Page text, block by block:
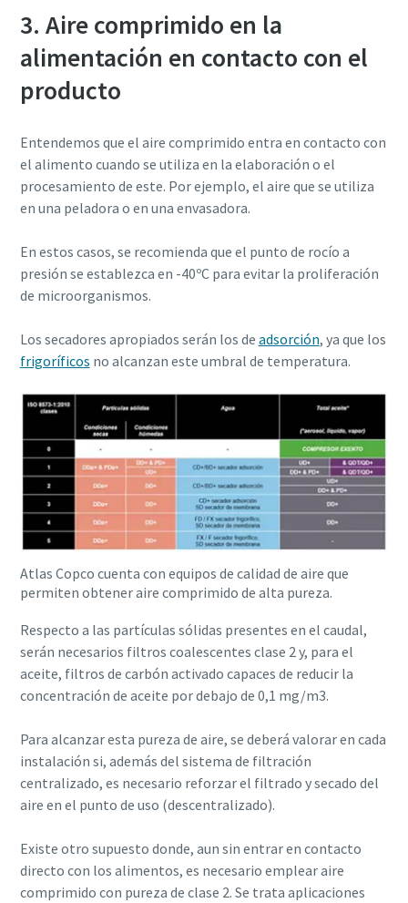
3. Aire comprimido en la
alimentación en contacto con el
producto
Entendemos que el aire comprimido entra en contacto con
el alimento cuando se utiliza en la elaboración o el
procesamiento de este. Por ejemplo, el aire que se utiliza
en una peladora o en una envasadora.
En estos casos, se recomienda que el punto de rocío a
presión se establezca en -40ºC para evitar la proliferación
de microorganismos.
Los secadores apropiados serán los de adsorción, ya que los
frigoríficos no alcanzan este umbral de temperatura.
Atlas Copco cuenta con equipos de calidad de aire que
permiten obtener aire comprimido de alta pureza.
Respecto a las partículas sólidas presentes en el caudal,
serán necesarios filtros coalescentes clase 2 y, para el
aceite, filtros de carbón activado capaces de reducir la
concentración de aceite por debajo de 0,1 mg/m3.
Para alcanzar esta pureza de aire, se deberá valorar en cada
instalación si, además del sistema de filtración
centralizado, es necesario reforzar el filtrado y secado del
aire en el punto de uso (descentralizado).
Existe otro supuesto donde, aun sin entrar en contacto
directo con los alimentos, es necesario emplear aire
comprimido con pureza de clase 2. Se trata aplicaciones